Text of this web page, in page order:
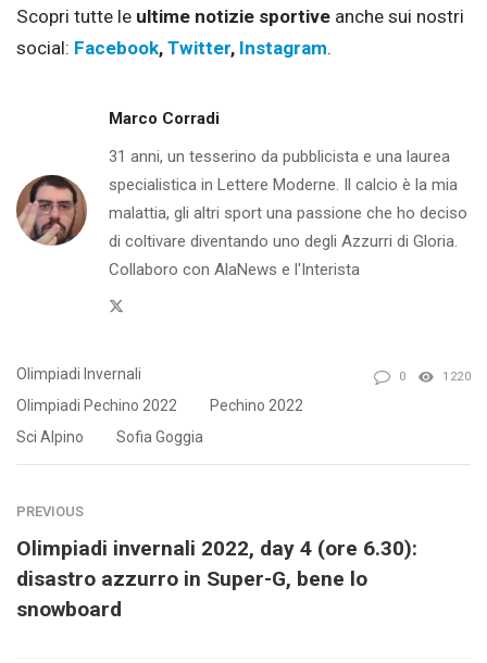
Scopri tutte le ultime notizie sportive anche sui nostri
social: Facebook, Twitter, Instagram.
Marco Corradi
31 anni, un tesserino da pubblicista e una laurea
specialistica in Lettere Moderne. Il calcio è la mia
malattia, gli altri sport una passione che ho deciso
di coltivare diventando uno degli Azzurri di Gloria.
Collaboro con AlaNews e l'Interista
Olimpiadi Invernali
Olimpiadi Pechino 2022
Pechino 2022
Sci Alpino
Sofia Goggia
0 1220
PREVIOUS
Olimpiadi invernali 2022, day 4 (ore 6.30):
disastro azzurro in Super-G, bene lo
snowboard